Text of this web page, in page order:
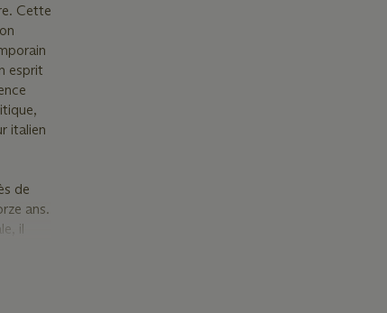
Cette
esprit
italien
de
ans.
il